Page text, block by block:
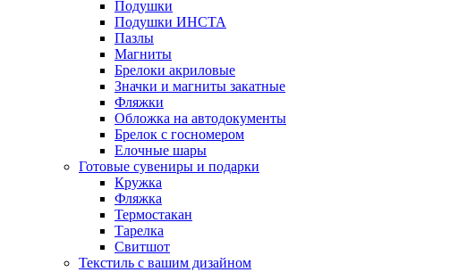
Подушки
Подушки ИНСТА
Пазлы
Магниты
Брелоки акриловые
Значки и магниты закатные
Фляжки
Обложка на автодокументы
Брелок с госномером
Елочные шары
Готовые сувениры и подарки
Кружка
Фляжка
Термостакан
Тарелка
Свитшот
Текстиль с вашим дизайном